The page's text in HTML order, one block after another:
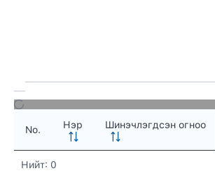
No. Нэр Шинэчлэгдсэн огноо
Нийт: 0